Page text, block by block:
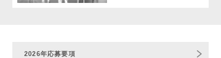
2026年応募要項